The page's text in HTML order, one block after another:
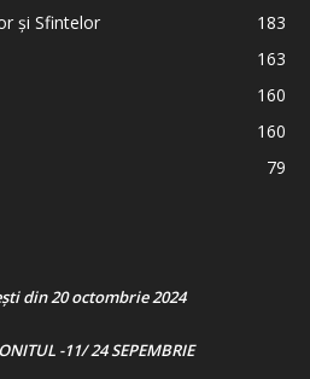
și Sfintelor
183
163
160
160
79
din 20 octombrie 2024
-11/ 24 SEPEMBRIE